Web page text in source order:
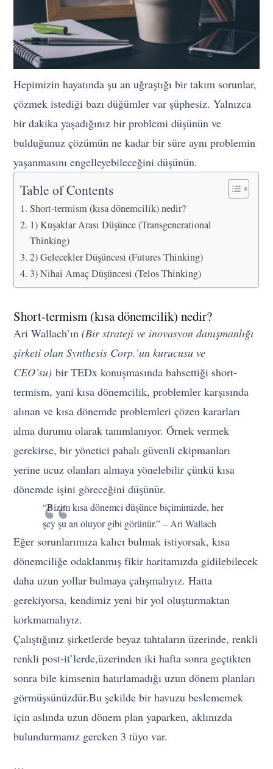
Hepimizin hayatında şu an uğraştığı bir takım sorunlar,
çözmek istediği bazı düğümler var şüphesiz. Yalnızca
bir dakika yaşadığınız bir problemi düşünün ve
bulduğunuz çözümün ne kadar bir süre aynı problemin
yaşanmasını engelleyebileceğini düşünün.
Table of Contents
Short-termism (kısa dönemcilik) nedir?
1) Kuşaklar Arası Düşünce (Transgenerational
Thinking)
2) Gelecekler Düşüncesi (Futures Thinking)
3) Nihai Amaç Düşüncesi (Telos Thinking)
Short-termism (kısa dönemcilik) nedir?
Ari Wallach’ın(Bir strateji ve inovasyon danışmanlığı
şirketi olan Synthesis Corp.’un kurucusu ve
CEO’su) bir TEDx konuşmasında bahsettiği short-
termism, yani kısa dönemcilik, problemler karşısında
alınan ve kısa dönemde problemleri çözen kararları
alma durumu olarak tanımlanıyor. Örnek vermek
gerekirse, bir yönetici pahalı güvenli ekipmanları
yerine ucuz olanları almaya yönelebilir çünkü kısa
dönemde işini göreceğini düşünür.
“Bizim kısa dönemci düşünce biçimimizde, her
şey şu an oluyor gibi görünür.” – Ari Wallach
Eğer sorunlarımıza kalıcı bulmak istiyorsak, kısa
dönemciliğe odaklanmış fikir haritamızda gidilebilecek
daha uzun yollar bulmaya çalışmalıyız. Hatta
gerekiyorsa, kendimiz yeni bir yol oluşturmaktan
korkmamalıyız.
Çalıştığınız şirketlerde beyaz tahtaların üzerinde, renkli
renkli post-it’lerde,üzerinden iki hafta sonra geçtikten
sonra bile kimsenin hatırlamadığı uzun dönem planları
görmüşsünüzdür.Bu şekilde bir havuzu beslememek
için aslında uzun dönem plan yaparken, aklınızda
bulundurmanız gereken 3 tüyo var.
…